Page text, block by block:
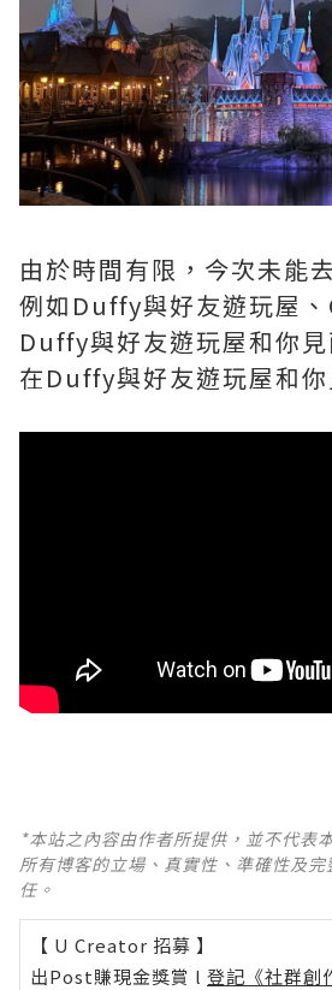
由於時間有限，今次未能
例如Duffy與好友遊玩屋
Duffy與好友遊玩屋和你
在Duffy與好友遊玩屋和你
*本站之內容由作者所提供，並不代表
所有博客的立場、真實性、準確性及
任。
【 U Creator 招募 】
出Post賺現金獎賞 l 登記《社群創